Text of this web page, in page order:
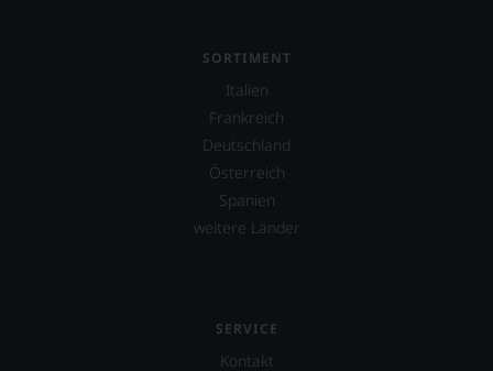
SORTIMENT
Italien
Frankreich
Deutschland
Österreich
Spanien
weitere Länder
SERVICE
Kontakt